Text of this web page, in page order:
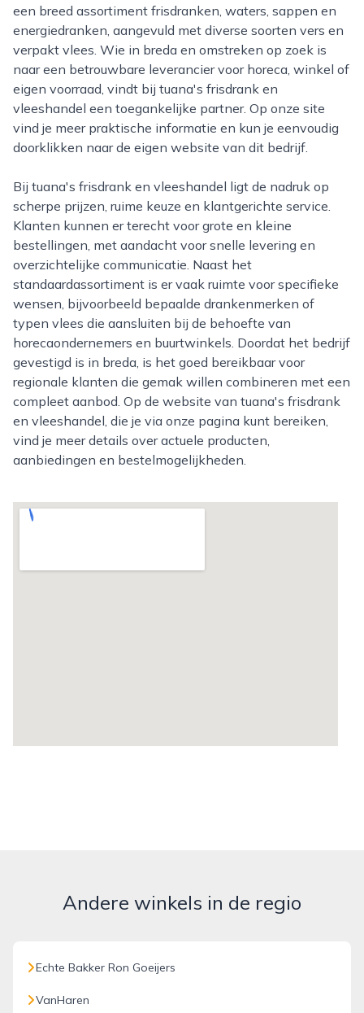
een breed assortiment frisdranken, waters, sappen en
energiedranken, aangevuld met diverse soorten vers en
verpakt vlees. Wie in breda en omstreken op zoek is
naar een betrouwbare leverancier voor horeca, winkel of
eigen voorraad, vindt bij tuana's frisdrank en
vleeshandel een toegankelijke partner. Op onze site
vind je meer praktische informatie en kun je eenvoudig
doorklikken naar de eigen website van dit bedrijf.
Bij tuana's frisdrank en vleeshandel ligt de nadruk op
scherpe prijzen, ruime keuze en klantgerichte service.
Klanten kunnen er terecht voor grote en kleine
bestellingen, met aandacht voor snelle levering en
overzichtelijke communicatie. Naast het
standaardassortiment is er vaak ruimte voor specifieke
wensen, bijvoorbeeld bepaalde drankenmerken of
typen vlees die aansluiten bij de behoefte van
horecaondernemers en buurtwinkels. Doordat het bedrijf
gevestigd is in breda, is het goed bereikbaar voor
regionale klanten die gemak willen combineren met een
compleet aanbod. Op de website van tuana's frisdrank
en vleeshandel, die je via onze pagina kunt bereiken,
vind je meer details over actuele producten,
aanbiedingen en bestelmogelijkheden.
Andere winkels in de regio
Echte Bakker Ron Goeijers
VanHaren